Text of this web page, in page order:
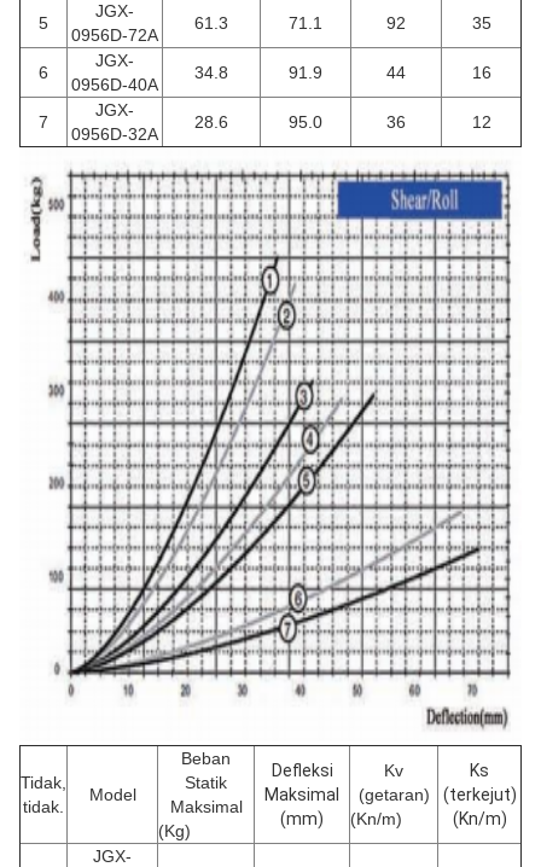
5
JGX-
0956D-72A
61.3 71.1 92 35
6
JGX-
0956D-40A
34.8 91.9 44 16
7
JGX-
0956D-32A
28.6 95.0 36 12
Tidak,
tidak.
Model
Beban
Statik
Maksimal
(Kg)
Defleksi
Maksimal
(mm)
Kv
(getaran)
(Kn/m)
Ks
(terkejut)
(Kn/m)
JGX-